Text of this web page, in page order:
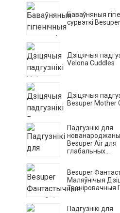
Баваўняныя
сурвэткі
Дзіцячыя
Velona Cuddles
Дзіцячыя
Besuper Mother
Падгузнікі для
Besuper Air для
глабальных...
Besuper
Маляўнічыя
Трэніровачныя
Падгузнікі для